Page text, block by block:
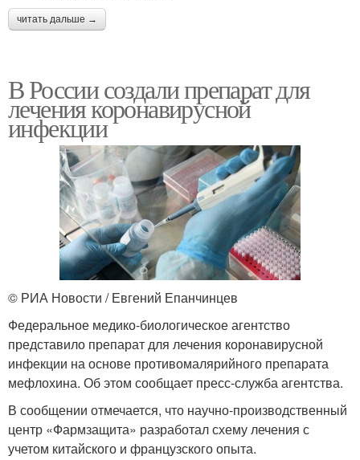
читать дальше →
В России создали препарат для
лечения коронавирусной
инфекции
© РИА Новости / Евгений Епанчинцев
Федеральное медико-биологическое агентство
представило препарат для лечения коронавирусной
инфекции на основе противомалярийного препарата
мефлохина. Об этом сообщает пресс-служба агентства.
В сообщении отмечается, что научно-производственный
центр «Фармзащита» разработал схему лечения с
учетом китайского и французского опыта.